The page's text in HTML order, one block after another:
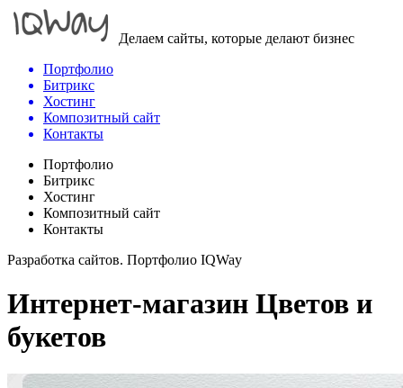
Делаем сайты, которые делают бизнес
Портфолио
Битрикс
Хостинг
Композитный сайт
Контакты
Портфолио
Битрикс
Хостинг
Композитный сайт
Контакты
Разработка сайтов. Портфолио IQWay
Интернет-магазин Цветов и
букетов